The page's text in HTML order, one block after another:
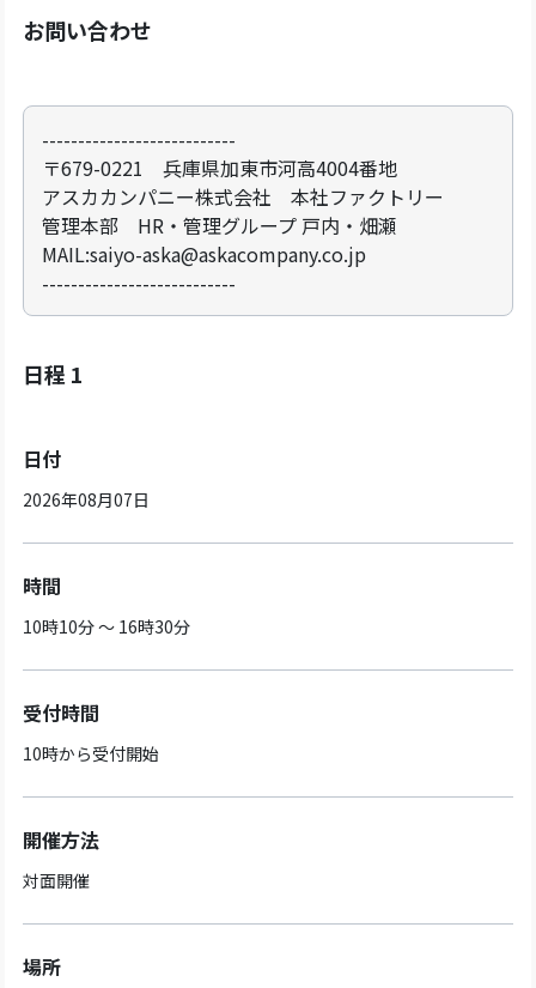
お問い合わせ
---------------------------
〒679-0221 兵庫県加東市河高4004番地
アスカカンパニー株式会社 本社ファクトリー
管理本部 HR・管理グループ 戸内・畑瀬
MAIL:saiyo-aska@askacompany.co.jp
---------------------------
日程 1
日付
2026年08月07日
時間
10時10分 ～ 16時30分
受付時間
10時から受付開始
開催方法
対面開催
場所